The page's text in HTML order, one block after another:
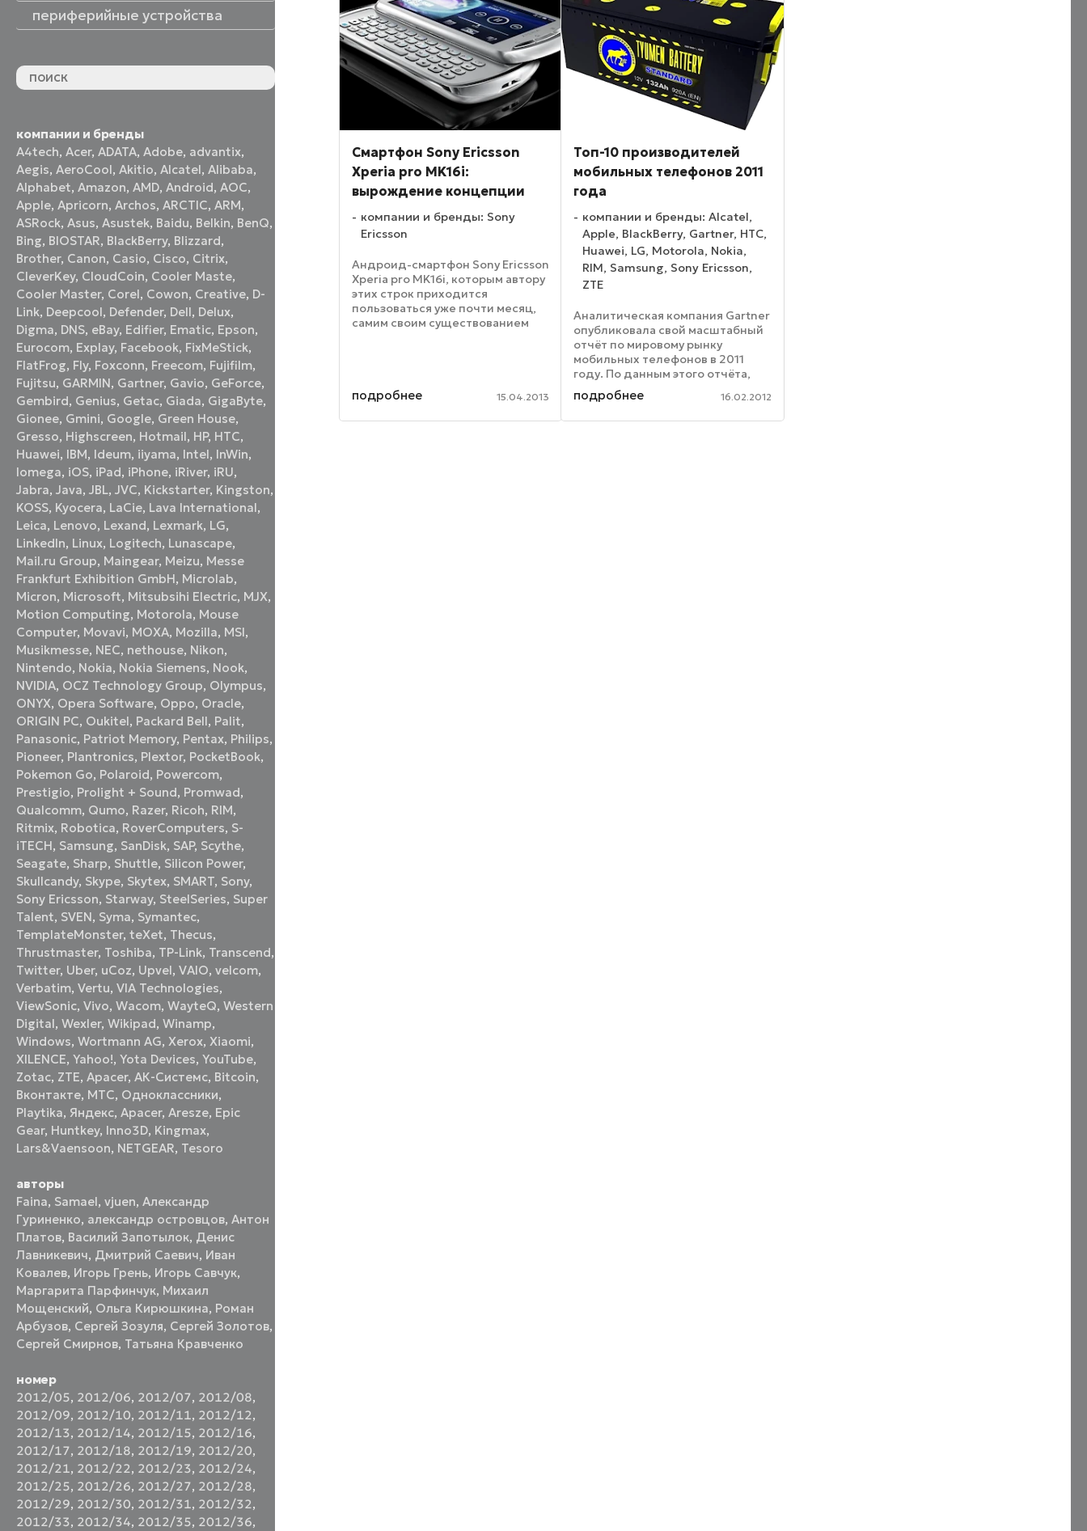
периферийные устройства
компании и бренды
A4tech,Acer,ADATA,Adobe, advantix,
Aegis,AeroCool,Akitio,Alcatel,Alibaba,
Alphabet,Amazon,AMD,Android,AOC,
Apple,Apricorn,Archos,ARCTIC,ARM,
ASRock,Asus,Asustek, Baidu, Belkin, BenQ,
Bing, BIOSTAR, BlackBerry, Blizzard,
Brother, Canon, Casio, Cisco, Citrix,
CleverKey, CloudCoin, Cooler Maste,
Cooler Master, Corel, Cowon, Creative, D-
Link, Deepcool, Defender, Dell, Delux,
Digma, DNS, eBay, Edifier, Ematic, Epson,
Eurocom, Explay, Facebook, FixMeStick,
FlatFrog, Fly, Foxconn, Freecom, Fujifilm,
Fujitsu, GARMIN, Gartner, Gavio, GeForce,
Gembird, Genius, Getac, Giada, GigaByte,
Gionee, Gmini, Google, Green House,
Gresso, Highscreen, Hotmail, HP, HTC,
Huawei, IBM, Ideum, iiyama, Intel, InWin,
Iomega, iOS, iPad, iPhone, iRiver, iRU,
Jabra,Java,JBL,JVC, Kickstarter, Kingston,
KOSS, Kyocera, LaCie, Lava International,
Leica, Lenovo, Lexand, Lexmark, LG,
LinkedIn, Linux, Logitech, Lunascape,
Mail.ru Group, Maingear, Meizu, Messe
Frankfurt Exhibition GmbH, Microlab,
Micron, Microsoft, Mitsubsihi Electric, MJX,
Motion Computing, Motorola, Mouse
Computer, Movavi, MOXA, Mozilla, MSI,
Musikmesse, NEC, nethouse, Nikon,
Nintendo, Nokia, Nokia Siemens, Nook,
NVIDIA, OCZ Technology Group, Olympus,
ONYX, Opera Software, Oppo, Oracle,
ORIGIN PC, Oukitel, Packard Bell, Palit,
Panasonic, Patriot Memory, Pentax, Philips,
Pioneer, Plantronics, Plextor, PocketBook,
Pokemon Go, Polaroid, Powercom,
Prestigio, Prolight + Sound, Promwad,
Qualcomm, Qumo, Razer, Ricoh, RIM,
Ritmix, Robotica, RoverComputers, S-
iTECH, Samsung, SanDisk, SAP, Scythe,
Seagate, Sharp, Shuttle, Silicon Power,
Skullcandy, Skype, Skytex, SMART, Sony,
Sony Ericsson, Starway, SteelSeries, Super
Talent, SVEN, Syma, Symantec,
TemplateMonster,teXet, Thecus,
Thrustmaster, Toshiba, TP-Link, Transcend,
Twitter, Uber, uCoz, Upvel,VAIO,velcom,
Verbatim,Vertu,VIA Technologies,
ViewSonic,Vivo,Wacom,WayteQ,Western
Digital,Wexler,Wikipad,Winamp,
Windows,Wortmann AG,Xerox,Xiaomi,
XILENCE,Yahoo!,Yota Devices,YouTube,
Zotac, ZTE,Аpacer,АК-Системс, Вitcoin,
Вконтакте, МТС, Одноклассники,
Playtika, Яндекс,Apacer,Aresze, Epic
Gear, Huntkey, Inno3D, Kingmax,
Lars&Vaensoon, NETGEAR, Tesoro
авторы
Faina, Samael,vjuen,Александр
Гуриненко, александр островцов,Антон
Платов, Василий Запотылок, Денис
Лавникевич, Дмитрий Саевич, Иван
Ковалев, Игорь Грень, Игорь Савчук,
Маргарита Парфинчук, Михаил
Мощенский, Ольга Кирюшкина, Роман
Арбузов, Сергей Зозуля, Сергей Золотов,
Сергей Смирнов, Татьяна Кравченко
номер
2012/05, 2012/06, 2012/07, 2012/08,
2012/09, 2012/10, 2012/11, 2012/12,
2012/13, 2012/14, 2012/15, 2012/16,
2012/17, 2012/18, 2012/19, 2012/20,
2012/21, 2012/22, 2012/23, 2012/24,
2012/25, 2012/26, 2012/27, 2012/28,
2012/29, 2012/30, 2012/31, 2012/32,
2012/33, 2012/34, 2012/35, 2012/36,
Смартфон Sony Ericsson
Xperia pro MK16i:
вырождение концепции
компании и бренды: Sony
Ericsson
Андроид-смартфон Sony Ericsson
Xperia pro MK16i, которым автору
этих строк приходится
пользоваться уже почти месяц,
самим своим существованием
подробнее 15.04.2013
Топ-10 производителей
мобильных телефонов 2011
года
компании и бренды: Alcatel,
Apple, BlackBerry, Gartner, HTC,
Huawei, LG, Motorola, Nokia,
RIM, Samsung, Sony Ericsson,
ZTE
Аналитическая компания Gartner
опубликовала свой масштабный
отчёт по мировому рынку
мобильных телефонов в 2011
году. По данным этого отчёта,
всего за 2011 год в мире было
продано 1,77 млрд мобильных
телефонов – это соответствует
подробнее 16.02.2012